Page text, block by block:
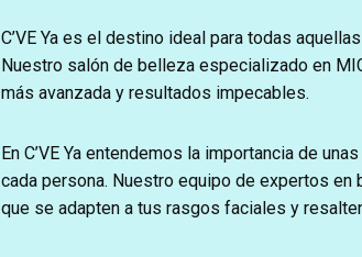
C’VE Ya es el destino ideal para todas
Nuestro salón de belleza especializado en
más avanzada y resultados impecables.
En C’VE Ya entendemos la importancia de
cada persona. Nuestro equipo de expertos
que se adapten a tus rasgos faciales y